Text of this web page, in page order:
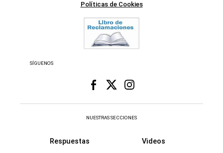
Políticas de Cookies
SÍGUENOS
NUESTRAS SECCIONES
Respuestas Videos